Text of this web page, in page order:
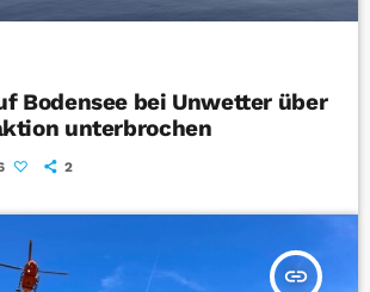
Bodensee bei Unwetter über
unterbrochen
2
insert_link